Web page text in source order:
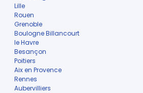
Lille
Rouen
Grenoble
Boulogne Billancourt
le Havre
Besançon
Poitiers
Aix en Provence
Rennes
Aubervilliers